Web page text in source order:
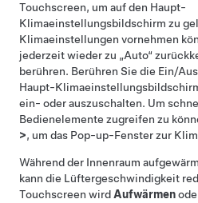
Touchscreen, um auf den Haupt-
Klimaeinstellungsbildschirm zu
Klimaeinstellungen vornehmen
jederzeit wieder zu „Auto“
berühren. Berühren Sie die Ein/
Haupt-
ein- oder auszuschalten. Um
Bedienelemente zugreifen zu
>, um das Pop-up-Fenster zur
Während der Innenraum
kann die Lüftergeschwindigkeit
Touchscreen wird Aufwärmen